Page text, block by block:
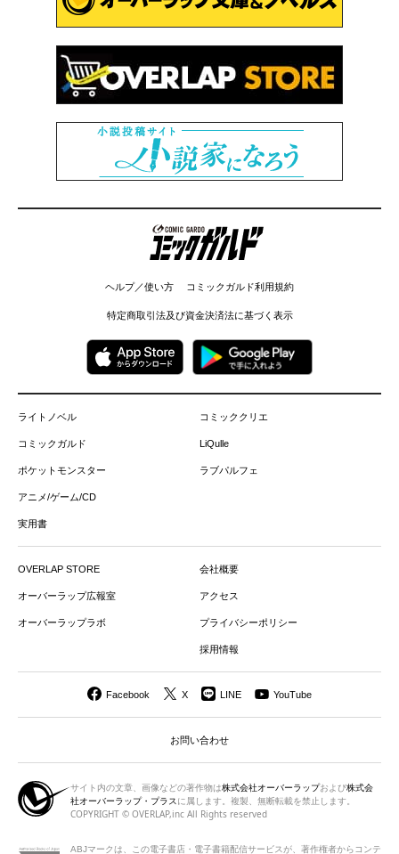
コミックガルド
ヘルプ／使い方 コミックガルド利用規約
特定商取引法及び資金決済法に基づく表示
ライトノベル
コミックガルド
ポケットモンスター
アニメ/ゲーム/CD
実用書
コミッククリエ
LiQulle
ラブパルフェ
OVERLAP STORE
オーバーラップ広報室
オーバーラップラボ
会社概要
アクセス
プライバシーポリシー
採用情報
Facebook X LINE YouTube
お問い合わせ
サイト内の文章、画像などの著作物は株式会社オーバーラップおよび株式会
社オーバーラップ・プラス に属します。複製、無断転載を禁止します。
COPYRIGHT © OVERLAP,inc All Rights reserved
ABJマークは、この電子書店・電子書籍配信サービスが、著作権者からコンテ